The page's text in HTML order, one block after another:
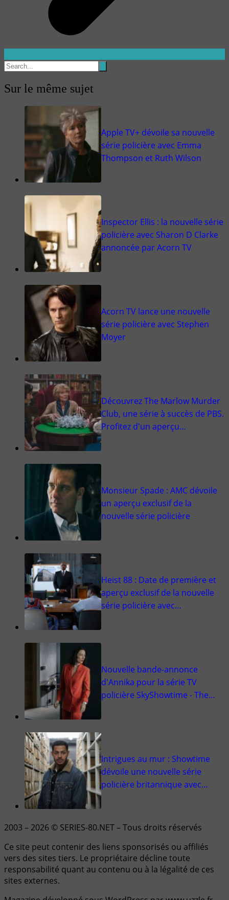
Sur le même sujet
Apple TV+ dévoile sa nouvelle
série policière avec Emma
Thompson et Ruth Wilson
Inspector Ellis : la nouvelle série
policière avec Sharon D Clarke
annoncée par Acorn TV
Acorn TV lance une nouvelle
série policière avec Stephen
Moyer
Découvrez The Marlow Murder
Club, une série à succès de PBS.
Profitez d'un aperçu…
Monsieur Spade : AMC dévoile
un aperçu exclusif de la
nouvelle série policière
Heist 88 : Date de première et
aperçu exclusif de la nouvelle
série policière avec…
Nouvelle bande-annonce
d'Annika pour la série TV
policière SkyShowtime - The…
Intrigues au mur : Showtime
dévoile une nouvelle série
policière britannique avec…
2003 – 2026 © SERIES-80.NET – Tous droits réservés
Ce site peut contenir des liens sponsorisés ou affiliés
vers des sites tiers. Le propriétaire décline toute
responsabilité quant au contenu ou à la légalité de ces
sites externes.